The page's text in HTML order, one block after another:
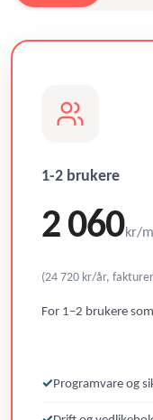
1-2 brukere
2 060kr/
(24 720 kr/år,
For 1–2 brukere
Programvare og